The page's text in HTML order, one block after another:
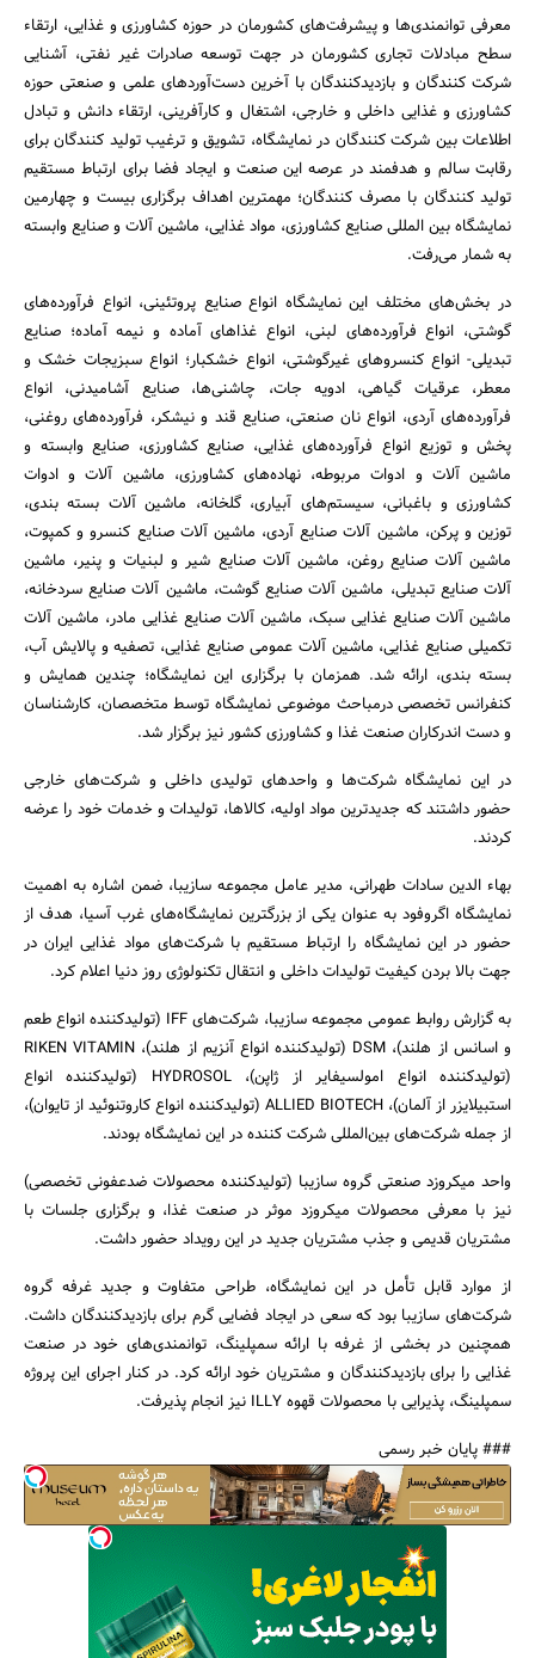
معرفی توانمندی‌ها و پیشرفت‌های کشورمان در حوزه کشاورزی و غذایی، ارتقاء
سطح مبادلات تجاری کشورمان در جهت توسعه صادرات غیر نفتی، آشنایی
شرکت کنندگان و بازدیدکنندگان با آخرین دست‌آوردهای علمی و صنعتی حوزه
کشاورزی و غذایی داخلی و خارجی، اشتغال و کارآفرینی، ارتقاء دانش و تبادل
اطلاعات بین شرکت کنندگان در نمایشگاه، تشویق و ترغیب تولید کنندگان برای
رقابت سالم و هدفمند در عرصه این صنعت و ایجاد فضا برای ارتباط مستقیم
تولید کنندگان با مصرف کنندگان؛ مهمترین اهداف برگزاری بیست و چهارمین
نمایشگاه بین المللی صنایع کشاورزی، مواد غذایی، ماشین آلات و صنایع وابسته
به شمار می‌رفت.
در بخش‌های مختلف این نمایشگاه انواع صنایع پروتئینی، انواع فرآورده‌های
گوشتی، انواع فرآورده‌های لبنی، انواع غذاهای آماده و نیمه آماده؛ صنایع
تبدیلی- انواع کنسروهای غیرگوشتی، انواع خشکبار؛ انواع سبزیجات خشک و
معطر، عرقیات گیاهی، ادویه جات، چاشنی‌ها، صنایع آشامیدنی، انواع
فرآورده‌های آردی، انواع نان صنعتی، صنایع قند و نیشکر، فرآورده‌های روغنی،
پخش و توزیع انواع فرآورده‌های غذایی، صنایع کشاورزی، صنایع وابسته و
ماشین آلات و ادوات مربوطه، نهاده‌های کشاورزی، ماشین آلات و ادوات
کشاورزی و باغبانی، سیستم‌های آبیاری، گلخانه، ماشین آلات بسته بندی،
توزین و پرکن، ماشین آلات صنایع آردی، ماشین آلات صنایع کنسرو و کمپوت،
ماشین آلات صنایع روغن، ماشین آلات صنایع شیر و لبنیات و پنیر، ماشین
آلات صنایع تبدیلی، ماشین آلات صنایع گوشت، ماشین آلات صنایع سردخانه،
ماشین آلات صنایع غذایی سبک، ماشین آلات صنایع غذایی مادر، ماشین آلات
تکمیلی صنایع غذایی، ماشین آلات عمومی صنایع غذایی، تصفیه و پالایش آب،
بسته بندی، ارائه شد. همزمان با برگزاری این نمایشگاه؛ چندین همایش و
کنفرانس تخصصی درمباحث موضوعی نمایشگاه توسط متخصصان، کارشناسان
و دست اندرکاران صنعت غذا و کشاورزی کشور نیز برگزار شد.
در این نمایشگاه شرکت‌ها و واحدهای تولیدی داخلی و شرکت‌های خارجی
حضور داشتند که جدیدترین مواد اولیه، کالاها، تولیدات و خدمات خود را عرضه
کردند.
بهاء الدین سادات طهرانی، مدیر عامل مجموعه سازیبا، ضمن اشاره به اهمیت
نمایشگاه اگروفود به عنوان یکی از بزرگترین نمایشگاه‌های غرب آسیا، هدف از
حضور در این نمایشگاه را ارتباط مستقیم با شرکت‌های مواد غذایی ایران در
جهت بالا بردن کیفیت تولیدات داخلی و انتقال تکنولوژی روز دنیا اعلام کرد.
به گزارش روابط عمومی مجموعه سازیبا، شرکت‌های IFF (تولیدکننده انواع طعم
و اسانس از هلند)، DSM (تولیدکننده انواع آنزیم از هلند)، RIKEN VITAMIN
(تولیدکننده انواع امولسیفایر از ژاپن)، HYDROSOL (تولیدکننده انواع
استبیلایزر از آلمان)، ALLIED BIOTECH (تولیدکننده انواع کاروتنوئید از تایوان)،
از جمله شرکت‌های بین‌المللی شرکت کننده در این نمایشگاه بودند.
واحد میکروزد صنعتی گروه سازیبا (تولیدکننده محصولات ضدعفونی تخصصی)
نیز با معرفی محصولات میکروزد موثر در صنعت غذا، و برگزاری جلسات با
مشتریان قدیمی و جذب مشتریان جدید در این رویداد حضور داشت.
از موارد قابل تأمل در این نمایشگاه، طراحی متفاوت و جدید غرفه گروه
شرکت‌های سازیبا بود که سعی در ایجاد فضایی گرم برای بازدیدکنندگان داشت.
همچنین در بخشی از غرفه با ارائه سمپلینگ، توانمندی‌های خود در صنعت
غذایی را برای بازدیدکنندگان و مشتریان خود ارائه کرد. در کنار اجرای این پروژه
سمپلینگ، پذیرایی با محصولات قهوه ILLY نیز انجام پذیرفت.
### پایان خبر رسمی